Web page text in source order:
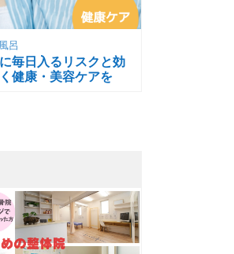
呂
毎日入るリスクと効
健康・美容ケアを